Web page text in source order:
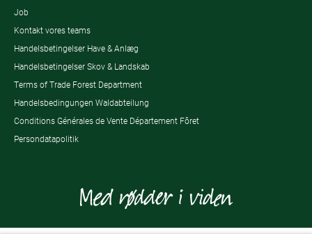
Job
Kontakt vores teams
Handelsbetingelser Have & Anlæg
Handelsbetingelser Skov & Landskab
Terms of Trade Forest Department
Handelsbedingungen Waldabteilung
Conditions Générales de Vente Département Fôret
Persondatapolitik